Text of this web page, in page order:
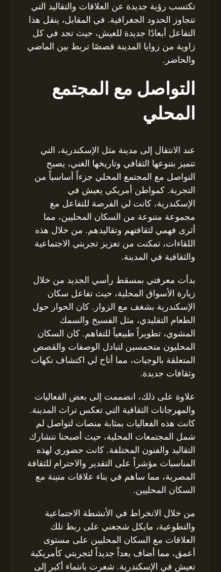
تكتسب رؤية جديدة عن العلاقات والتقاليد التي
تتجاوز الحدود الجغرافية. في المقابل، ينقل هذا
التفاعل أبعادًا جديدة للعيش، حيث تجد في كل
زاوية من زوايا المدينة قصصًا تربط بين الماضي
والحاضر.
التواصل مع المجتمع
المحلي
عند الانتقال إلى مدينة مثل الإسكندرية، التي
تتميز بتنوعها الثقافي وتاريخها الغني، يصبح
التواصل مع المجتمع المحلي جزءاً أساسياً من
التجربة. كمواطن أمريكي يعيش في
الإسكندرية، كانت لي الفرصة للتفاعل مع
مجموعة متنوعة من السكان المحليين، مما
أثرى فهمي لثقافتهم وتقاليدهم. من خلال هذه
اللقاءات، تمكنت من تعزيز تجربتي الاجتماعية
والثقافية في المدينة.
بدأت معرفتي بمسقط رأسي الجديد من خلال
زيارة الأسواق المحلية، حيث تفاعل سكان
الإسكندرية بشغف مع الزوار. كان الحوار حول
الطعام التقليدي، مثل الفسيخ والسمك
المشوي، تطويراً طبيعياً للتفاهم. كان السكان
المحليون متحمسين لتبادل الوصفات والقصص
المتعلقة بالوجبات، مما أتاح لي اكتشاف نكهات
وثقافات جديدة.
علاوة على ذلك، انضممت إلى بعض الفعاليات
والمهرجانات الثقافية التي تعكس تراث المدينة.
كانت هذه الفعاليات بمثابة منصات لتواصل لم
شمل المجتمعات المحلية، حيث أصبحنا نتشارك
التقاليد والفنون المختلفة. كانت حضوري لهذه
المناسبات مؤشراً على التقدير والاحترام للثقافة
المصرية، مما ساهم في بناء علاقات متينة مع
السكان المحليين.
من خلال الانخراط في الأنشطة الاجتماعية
والتطوعية، مايكل شجعني على ربط تلك
العلاقات مع السكان المحليين على مستوى
أعمق، مما أضاف بعداً جديداً لتجربتي كأمريكية
تعيش في الإسكندرية. شعرت بانتماء أكبر إلى